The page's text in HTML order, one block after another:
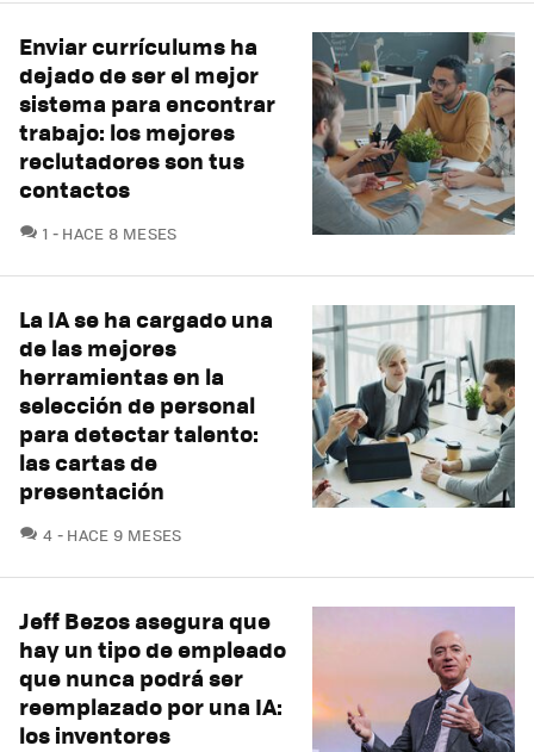
Enviar currículums ha
dejado de ser el mejor
sistema para encontrar
trabajo: los mejores
reclutadores son tus
contactos
1 COMENTARIOS
HACE 8 MESES
La IA se ha cargado una
de las mejores
herramientas en la
selección de personal
para detectar talento:
las cartas de
presentación
4 COMENTARIOS
HACE 9 MESES
Jeff Bezos asegura que
hay un tipo de empleado
que nunca podrá ser
reemplazado por una IA:
los inventores